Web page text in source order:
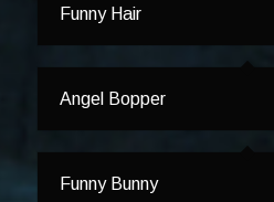
Funny Hair
Angel Bopper
Funny Bunny